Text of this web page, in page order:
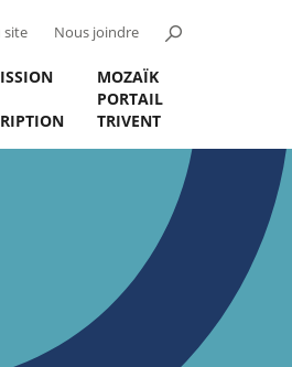
site Nous joindre
MOZAÏK
PORTAIL
TRIVENT